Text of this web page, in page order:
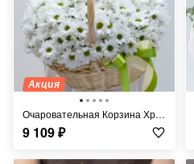
Акция
Очаровательная Корзина Хризантем
9 109₽